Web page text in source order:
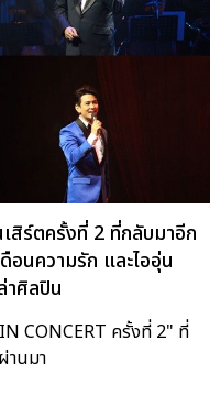
สิร์ตครั้งที่ 2 ที่กลับมาอีก
นความรัก และไออุ่น
าศิลปิน
CONCERT ครั้งที่ 2" ที่
านมา